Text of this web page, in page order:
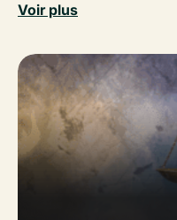
Voir plus